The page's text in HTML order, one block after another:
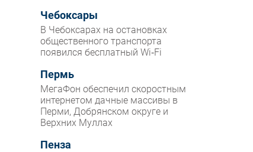
Чебоксары
В Чебоксарах на остановках
общественного транспорта
появился бесплатный Wi‑Fi
Пермь
МегаФон обеспечил скоростным
интернетом дачные массивы в
Перми, Добрянском округе и
Верхних Муллах
Пенза